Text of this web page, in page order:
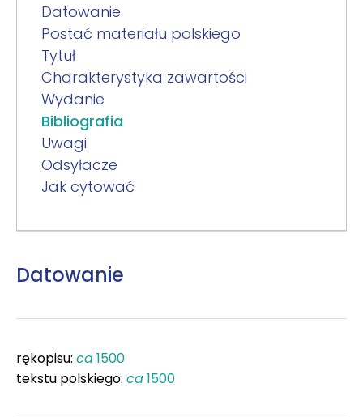
Datowanie
Postać materiału polskiego
Tytuł
Charakterystyka zawartości
Wydanie
Bibliografia
Uwagi
Odsyłacze
Jak cytować
Datowanie
rękopisu: ca1500
tekstu polskiego: ca1500